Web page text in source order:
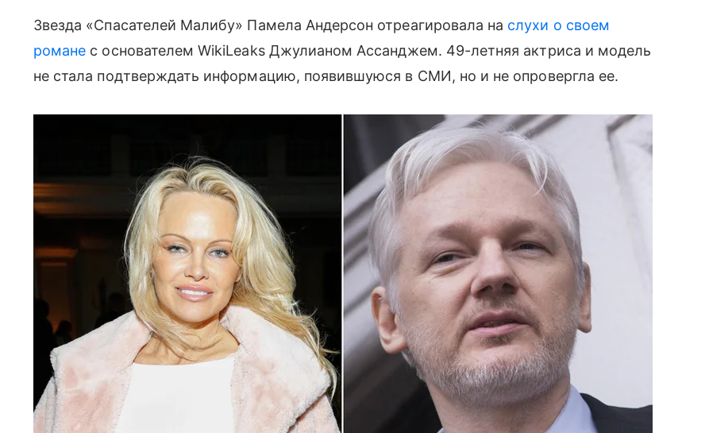
Звезда «Спасателей Малибу» Памела Андерсон отреагировала на слухи о своем
романе с основателем WikiLeaks Джулианом Ассанджем. 49-летняя актриса и модель
не стала подтверждать информацию, появившуюся в СМИ, но и не опровергла ее.